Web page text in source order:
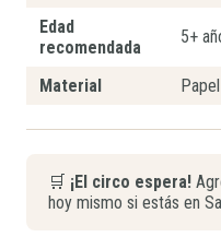
Edad
recomendada
5+
Material
🛒 ¡El circo espera!
hoy mismo si estás en